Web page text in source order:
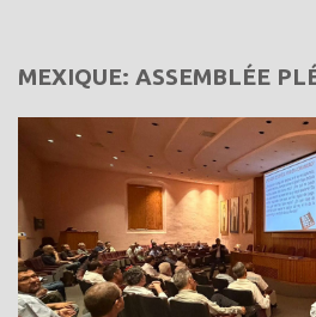
MEXIQUE: ASSEMBLÉE